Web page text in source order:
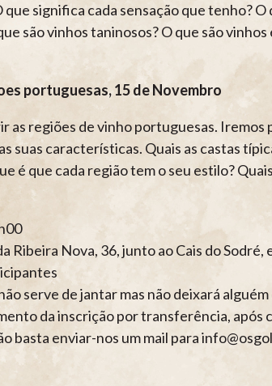
significa cada sensação que tenho? O
são vinhos taninosos? O que são
portuguesas, 15 de Novembro
as regiões de vinho portuguesas.
suas características. Quais as castas
é que cada região tem o seu estilo?
Ribeira Nova, 36, junto ao Cais do Sodré,
serve de jantar mas não deixará
da inscrição por transferência, após
basta enviar-nos um mail para